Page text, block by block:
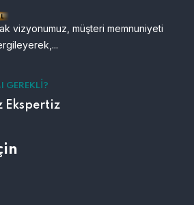
vizyonumuz, müşteri memnuniyeti
GEREKLI?
Ekspertiz